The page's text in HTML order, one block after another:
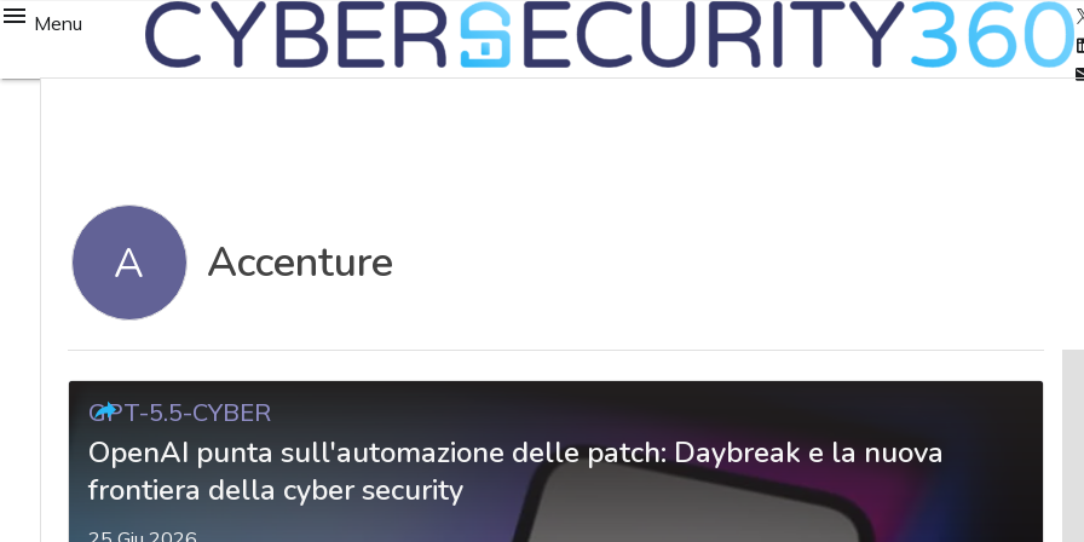
Menu
A Accenture
GPT-5.5-CYBER
OpenAI punta sull'automazione delle patch: Daybreak e la nuova
frontiera della cyber security